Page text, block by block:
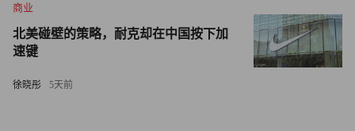
不过，中国自动驾驶出租车初创公司文远知行（WeRide）
创始人兼首席执行官韩旭在利雅得举行的《财富》全球论坛
（Fortune Global Forum）上表示，自动驾驶汽车或许永远无
法做到100%安全，但未来10年内，其安全性有望达到人类
商业
北美碰壁的策略，耐克却在中国按下加
速键
徐晓彤 5天前